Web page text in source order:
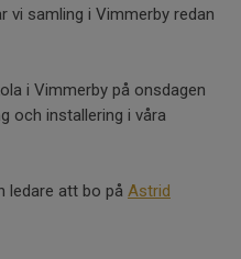
vi samling i Vimmerby redan
i Vimmerby på onsdagen
och installering i våra
ledare att bo på Astrid